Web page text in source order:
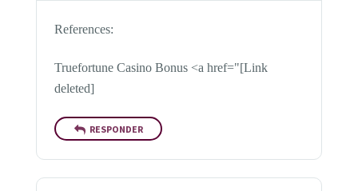
References:
Truefortune Casino Bonus <a href="[Link
deleted]
RESPONDER